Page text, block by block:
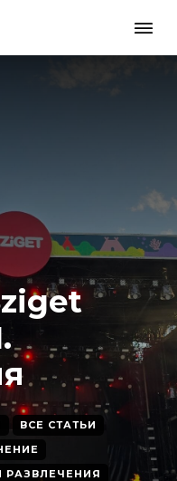
ВСЕ СТАТЬИ
РАЗВЛЕЧЕНИЯ